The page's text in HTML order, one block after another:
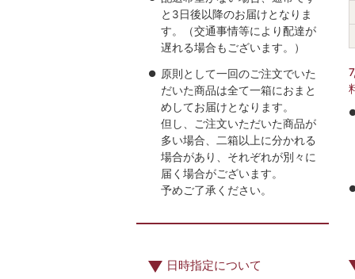
と3日後以降のお届けとなりま
す。（交通事情等により配達が
遅れる場合もございます。）
原則として一回のご注文でいた
だいた商品は全て一箱におまと
めしてお届けとなります。
但し、ご注文いただいた商品が
多い場合、二箱以上に分かれる
場合があり、それぞれが別々に
届く場合がございます。
予めご了承ください。
日時指定について